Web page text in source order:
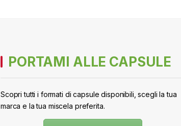
PORTAMI ALLE CAPSULE
Scopri tutti i formati di capsule disponibili, scegli la tua
marca e la tua miscela preferita.